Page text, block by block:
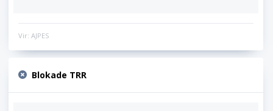
Vir: AJPES
Blokade TRR